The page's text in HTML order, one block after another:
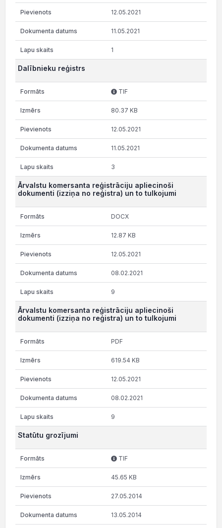
12.05.2021
11.05.2021
1
Dalībnieku reģistrs
TIF
80.37 KB
12.05.2021
11.05.2021
3
Ārvalstu komersanta reģistrāciju apliecinoši
dokumenti (izziņa no reģistra) un to tulkojumi
DOCX
12.87 KB
12.05.2021
08.02.2021
9
Ārvalstu komersanta reģistrāciju apliecinoši
dokumenti (izziņa no reģistra) un to tulkojumi
PDF
619.54 KB
12.05.2021
08.02.2021
9
Statūtu grozījumi
TIF
45.65 KB
27.05.2014
13.05.2014